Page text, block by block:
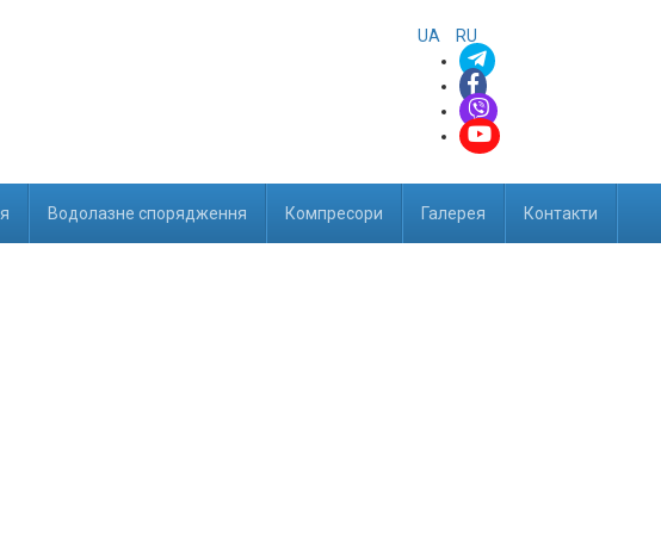
UA RU
Водолазне спорядження Компресори Галерея Контакти